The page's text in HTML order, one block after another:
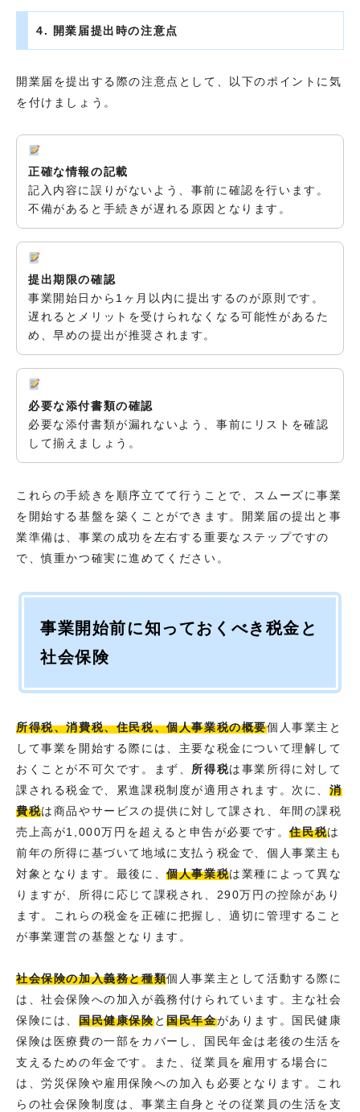
4. 開業届提出時の注意点
開業届を提出する際の注意点として、以下のポイントに気
を付けましょう。
正確な情報の記載
記入内容に誤りがないよう、事前に確認を行います。
不備があると手続きが遅れる原因となります。
提出期限の確認
事業開始日から1ヶ月以内に提出するのが原則です。
遅れるとメリットを受けられなくなる可能性があるた
め、早めの提出が推奨されます。
必要な添付書類の確認
必要な添付書類が漏れないよう、事前にリストを確認
して揃えましょう。
これらの手続きを順序立てて行うことで、スムーズに事業
を開始する基盤を築くことができます。開業届の提出と事
業準備は、事業の成功を左右する重要なステップですの
で、慎重かつ確実に進めてください。
事業開始前に知っておくべき税金と
社会保険
所得税、消費税、住民税、個人事業税の概要個人事業主と
して事業を開始する際には、主要な税金について理解して
おくことが不可欠です。まず、 所得税は事業所得に対して
課される税金で、累進課税制度が適用されます。次に、消
費税は商品やサービスの提供に対して課され、年間の課税
売上高が1,000万円を超えると申告が必要です。住民税は
前年の所得に基づいて地域に支払う税金で、個人事業主も
対象となります。最後に、個人事業税は業種によって異な
りますが、所得に応じて課税され、290万円の控除があり
ます。これらの税金を正確に把握し、適切に管理すること
が事業運営の基盤となります。
社会保険の加入義務と種類個人事業主として活動する際に
は、社会保険への加入が義務付けられています。主な社会
保険には、 国民健康保険と国民年金があります。国民健康
保険は医療費の一部をカバーし、国民年金は老後の生活を
支えるための年金です。また、従業員を雇用する場合に
は、労災保険や雇用保険への加入も必要となります。これ
らの社会保険制度は、事業主自身とその従業員の生活を支